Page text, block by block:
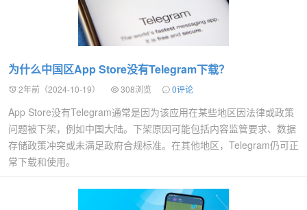
为什么中国区App Store没有Telegram下载？
2年前（2024-10-19） 308浏览 0评论
App Store没有Telegram通常是因为该应用在某些地区因法律或政策
问题被下架，例如中国大陆。下架原因可能包括内容监管要求、数据
存储政策冲突或未满足政府合规标准。在其他地区，Telegram仍可正
常下载和使用。